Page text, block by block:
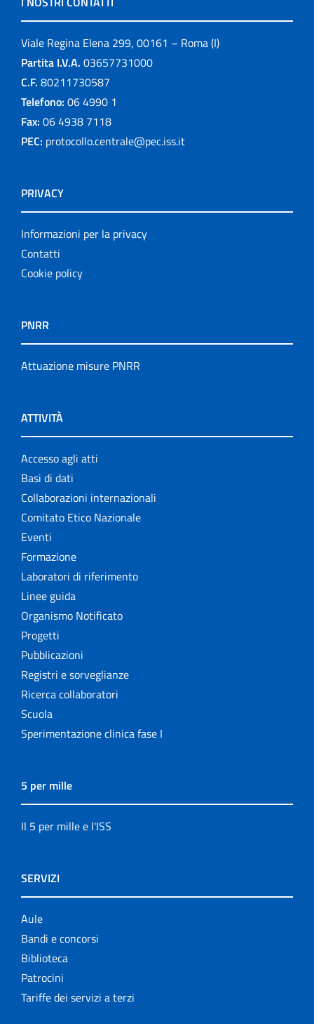
Viale Regina Elena 299, 00161 – Roma (I)
Partita I.V.A. 03657731000
C.F. 80211730587
Telefono: 06 4990 1
Fax: 06 4938 7118
PEC: protocollo.centrale@pec.iss.it
PRIVACY
Informazioni per la privacy
Contatti
Cookie policy
PNRR
Attuazione misure PNRR
ATTIVITÀ
Accesso agli atti
Basi di dati
Collaborazioni internazionali
Comitato Etico Nazionale
Eventi
Formazione
Laboratori di riferimento
Linee guida
Organismo Notificato
Progetti
Pubblicazioni
Registri e sorveglianze
Ricerca collaboratori
Scuola
Sperimentazione clinica fase I
5 per mille
Il 5 per mille e l'ISS
SERVIZI
Aule
Bandi e concorsi
Biblioteca
Patrocini
Tariffe dei servizi a terzi